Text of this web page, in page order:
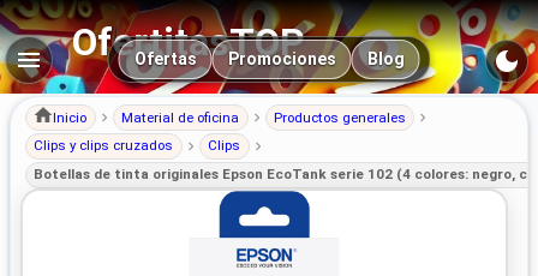
OfertitasTOP
Navegación principal
Ofertas Promociones Blog
Inicio Material de oficina
Productos generales
Clips y clips cruzados
Clips
Botellas de tinta originales Epson EcoTank serie 102 (4 colores: negro,